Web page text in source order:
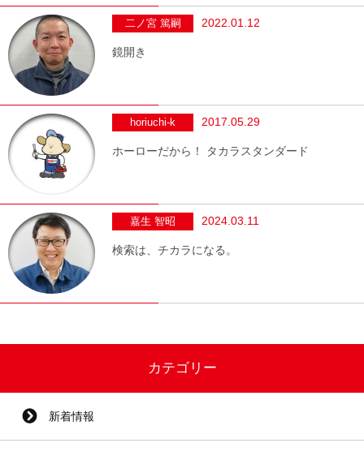
二ノ宮 篤嗣 2022.01.12
鏡開き
horiuchi-k 2017.05.29
ホーローだから！ タカラスタンダード
嘉生 智昭 2024.03.11
検索は、チカラになる。
カテゴリー
新着情報